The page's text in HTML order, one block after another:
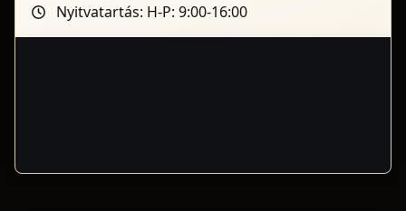
Nyitvatartás: H-P: 9:00-16:00